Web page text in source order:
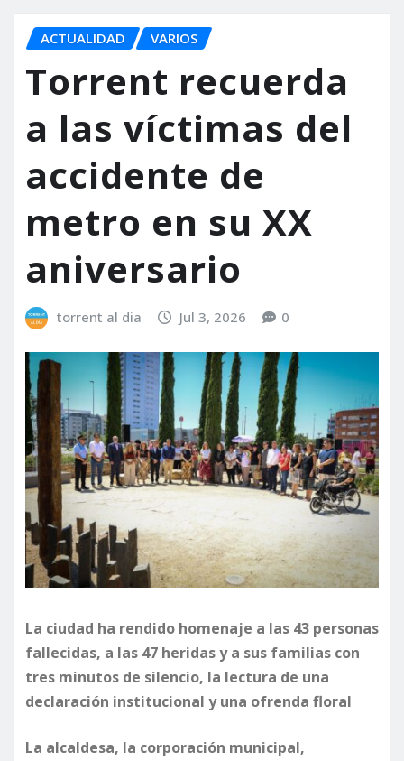
ACTUALIDAD VARIOS
Torrent recuerda
a las víctimas del
accidente de
metro en su XX
aniversario
torrent al dia Jul 3, 2026 0
La ciudad ha rendido homenaje a las 43 personas
fallecidas, a las 47 heridas y a sus familias con
tres minutos de silencio, la lectura de una
declaración institucional y una ofrenda floral
La alcaldesa, la corporación municipal,